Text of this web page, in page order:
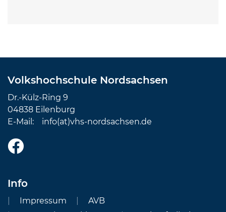
Volkshochschule Nordsachsen
Dr.-Külz-Ring 9
04838 Eilenburg
E-Mail: info(at)vhs-nordsachsen.de
Info
Impressum
AVB